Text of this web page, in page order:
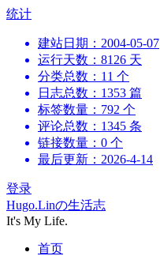
跳
统计
建站日期：2004-05-07
运行天数：8126 天
分类总数：11 个
日志总数：1353 篇
标签数量：792 个
评论总数：1345 条
链接数量：0 个
最后更新：2026-4-14
登录
Hugo.Linの生活志
It's My Life.
首页